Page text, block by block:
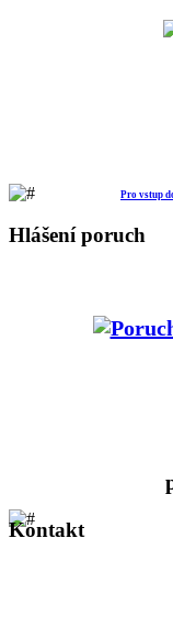
Pro vstup
Hlášení poruch
Kontakt